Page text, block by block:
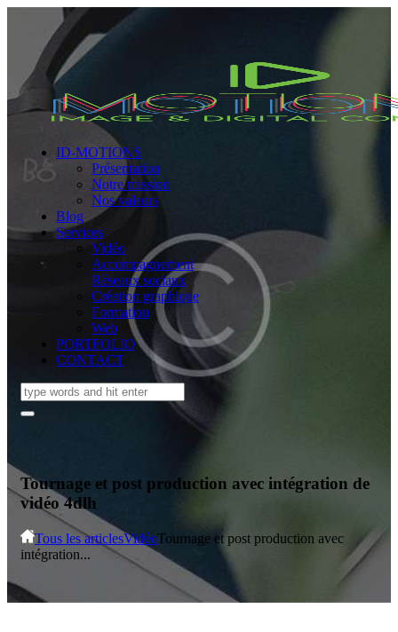
ID-MOTIONS
Présentation
Notre mission
Nos valeurs
Blog
Services
Vidéo
Accompagnement
Réseaux sociaux
Création graphique
Formation
Web
PORTFOLIO
CONTACT
Tournage et post production avec intégration de
vidéo 4dlh
Tous les articlesVidéoTournage et post production avec
intégration...